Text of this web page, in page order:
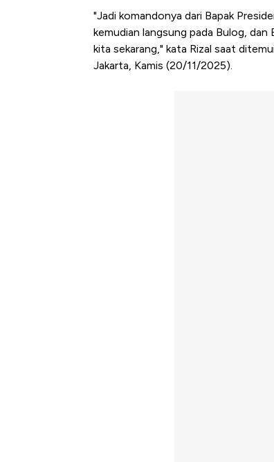
"Jadi komandonya dari Bapak
kemudian langsung pada Bulog,
kita sekarang," kata Rizal saat
Jakarta, Kamis (20/11/2025).